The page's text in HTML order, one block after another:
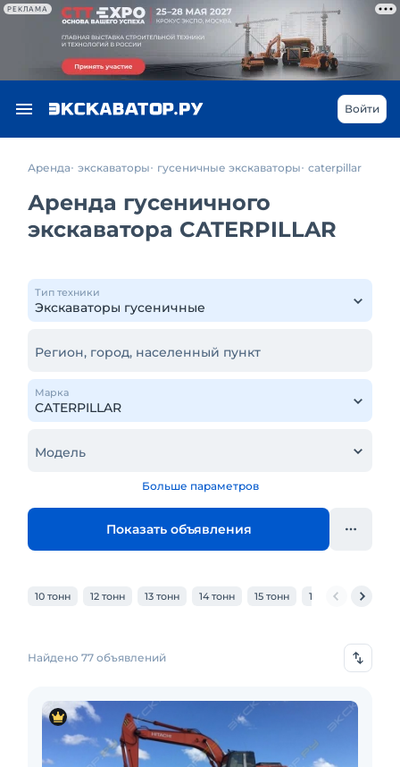
РЕКЛАМА
Войти
Аренда экскаваторы гусеничные экскаваторы caterpillar
Аренда гусеничного
экскаватора CATERPILLAR
Тип техники
Регион, город, населенный пункт
Марка
Модель
Больше параметров
Показать объявления
10 тонн 12 тонн 13 тонн 14 тонн 15 тонн 16 тонн 18 тонн
Найдено 77 объявлений